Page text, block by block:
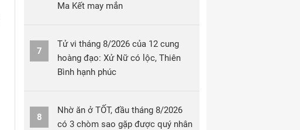
Ma Kết may mắn
7
Tử vi tháng 8/2026 của 12 cung
hoàng đạo: Xử Nữ có lộc, Thiên
Bình hạnh phúc
8
Nhờ ăn ở TỐT, đầu tháng 8/2026
có 3 chòm sao gặp được quý nhân